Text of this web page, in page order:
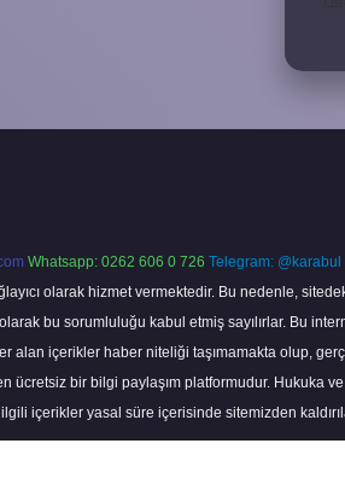
Whatsapp: 0262 606 0 726 Telegram: @karabul
olarak hizmet vermektedir. Bu nedenle,
bu sorumluluğu kabul etmiş sayılırlar. Bu
alan içerikler haber niteliği taşımamakta olup,
bir bilgi paylaşım platformudur. Hukuka
içerikler yasal süre içerisinde sitemizden